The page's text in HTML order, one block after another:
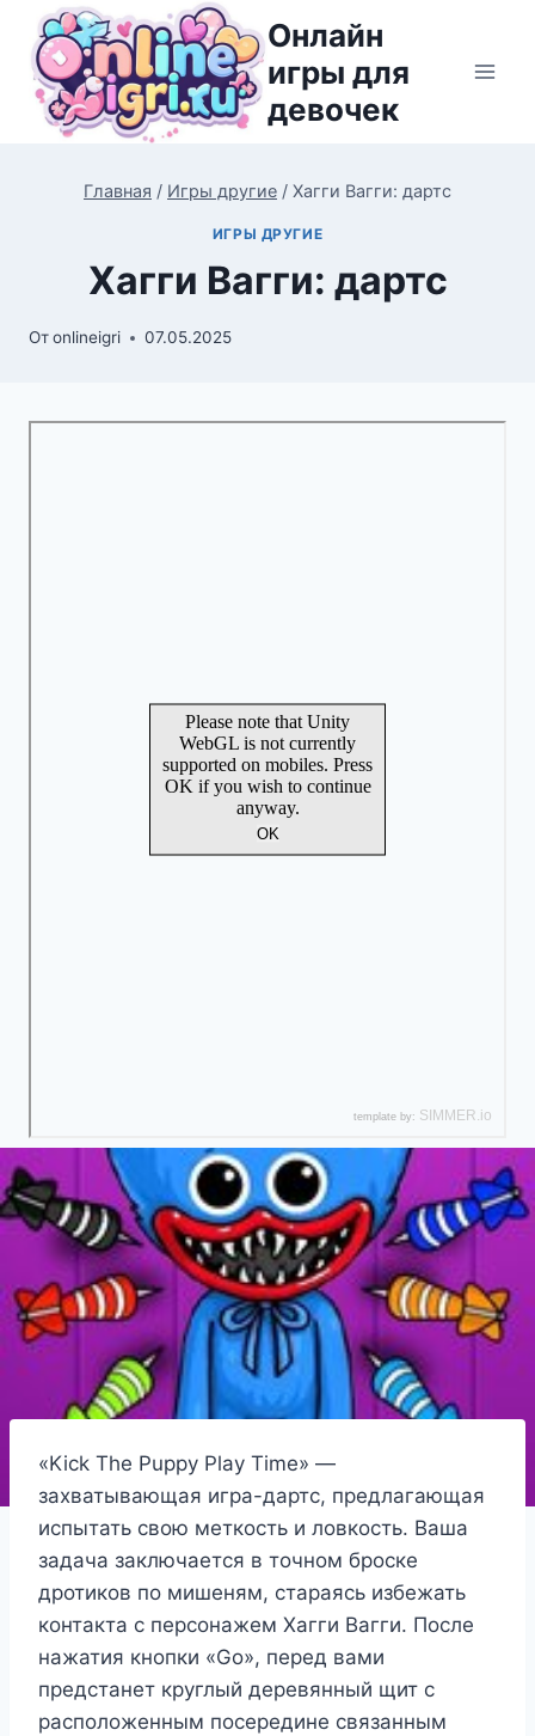
Перейти
содержимому
Онлайн
игры для
девочек
Главная / Игры другие / Хагги Вагги: дартс
ИГРЫ ДРУГИЕ
Хагги Вагги: дартс
Отonlineigri 07.05.2025
«Kick The Puppy Play Time» —
захватывающая игра-дартс, предлагающая
испытать свою меткость и ловкость. Ваша
задача заключается в точном броске
дротиков по мишеням, стараясь избежать
контакта с персонажем Хагги Вагги. После
нажатия кнопки «Go», перед вами
предстанет круглый деревянный щит с
расположенным посередине связанным